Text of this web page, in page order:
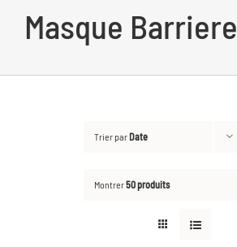
Masque Barriere
Trier par Date
Montrer50 produits